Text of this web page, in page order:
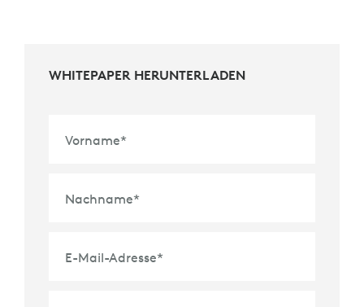
WHITEPAPER HERUNTERLADEN
Vorname*
Nachname*
E-Mail-Adresse*